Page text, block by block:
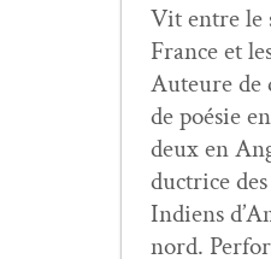
Vit entre le
France et
Auteure de
de poésie
deux en
duc­trice
Indi­ens
nord.